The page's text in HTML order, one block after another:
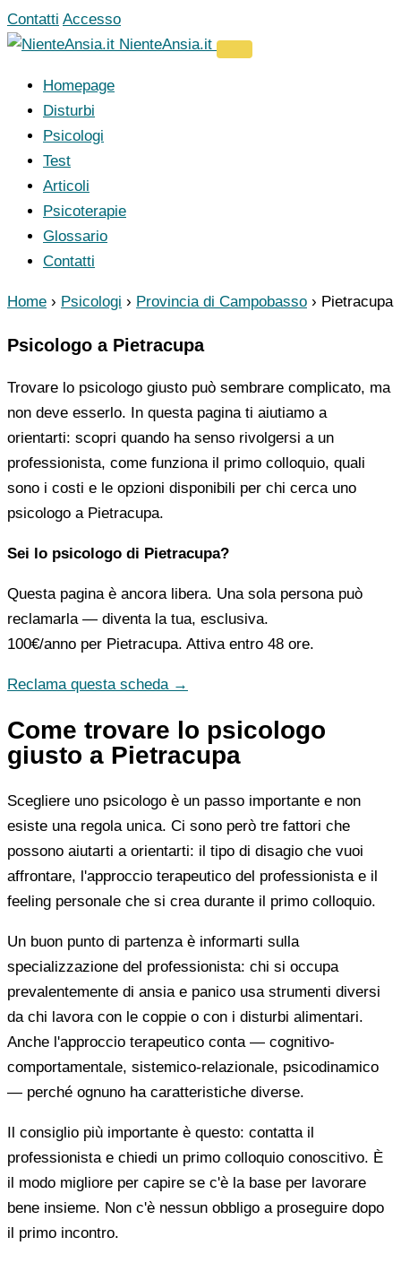
Vai
al
Contatti Accesso
NienteAnsia.it
Homepage
Disturbi
Psicologi
Test
Articoli
Psicoterapie
Glossario
Contatti
Home › Psicologi › Provincia di Campobasso › Pietracupa
Psicologo a Pietracupa
Trovare lo psicologo giusto può sembrare complicato, ma
non deve esserlo. In questa pagina ti aiutiamo a
orientarti: scopri quando ha senso rivolgersi a un
professionista, come funziona il primo colloquio, quali
sono i costi e le opzioni disponibili per chi cerca uno
psicologo a Pietracupa.
Sei lo psicologo di Pietracupa?
Questa pagina è ancora libera. Una sola persona può
reclamarla — diventa la tua, esclusiva.
100€/anno per Pietracupa. Attiva entro 48 ore.
Reclama questa scheda →
Come trovare lo psicologo
giusto a Pietracupa
Scegliere uno psicologo è un passo importante e non
esiste una regola unica. Ci sono però tre fattori che
possono aiutarti a orientarti: il tipo di disagio che vuoi
affrontare, l'approccio terapeutico del professionista e il
feeling personale che si crea durante il primo colloquio.
Un buon punto di partenza è informarti sulla
specializzazione del professionista: chi si occupa
prevalentemente di ansia e panico usa strumenti diversi
da chi lavora con le coppie o con i disturbi alimentari.
Anche l'approccio terapeutico conta — cognitivo-
comportamentale, sistemico-relazionale, psicodinamico
— perché ognuno ha caratteristiche diverse.
Il consiglio più importante è questo: contatta il
professionista e chiedi un primo colloquio conoscitivo. È
il modo migliore per capire se c'è la base per lavorare
bene insieme. Non c'è nessun obbligo a proseguire dopo
il primo incontro.